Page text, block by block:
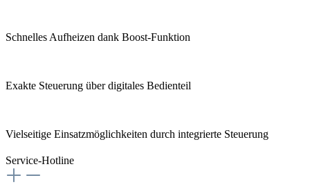
Schnelles Aufheizen dank Boost-Funktion
Exakte Steuerung über digitales Bedienteil
Vielseitige Einsatzmöglichkeiten durch integrierte Steuerung
Service-Hotline